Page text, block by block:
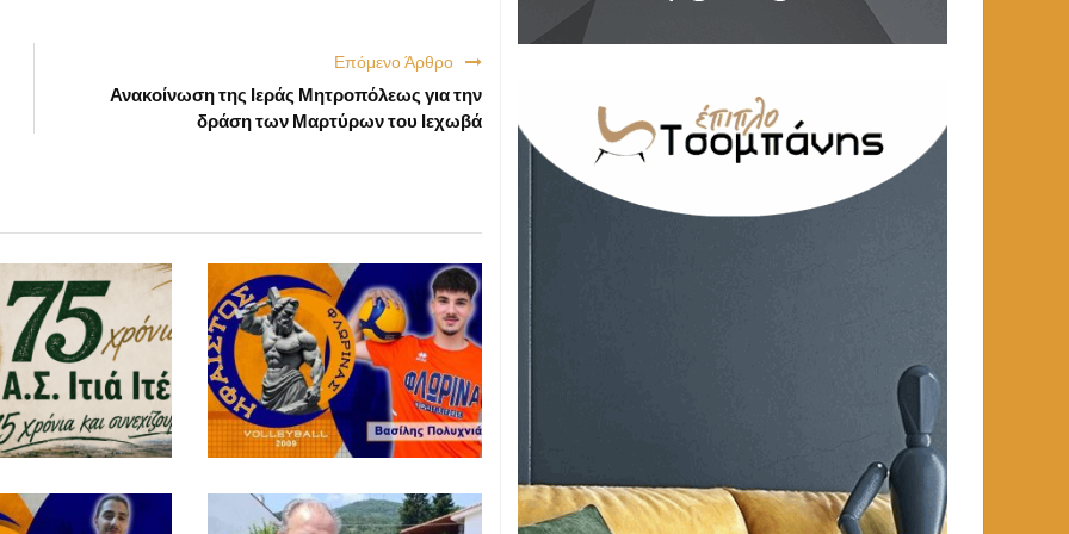
Επόμενο Άρθρο
Ανακοίνωση της Ιεράς Μητροπόλεως για την
δράση των Μαρτύρων του Ιεχωβά
ΑΘΛΗΤΙΚΑ ΑΘΛΗΤΙΚΑ
18:35
ΑΘΛΗΤΙΚΑ ΑΘΛΗΤΙΚΑ ΑΘΛΗΤΙΚΑ